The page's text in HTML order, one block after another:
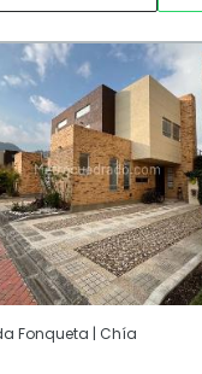
Fonqueta | Chía